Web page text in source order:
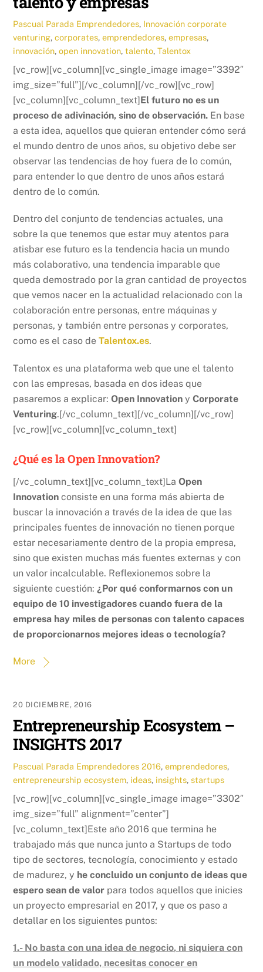
Pascual Parada Emprendedores, Innovación corporate
venturing,corporates,emprendedores,empresas,
innovación,open innovation,talento,Talentox
[vc_row][vc_column][vc_single_image image=”3392″
img_size=”full”][/vc_column][/vc_row][vc_row]
[vc_column][vc_column_text]El futuro no es un
proceso de adivinación, sino de observación. En base
a esta idea, aquellos que quieran entender cómo será
el mundo dentro de unos años, su objetivo debe ser
observar las tendencias de hoy fuera de lo común,
para entender lo que dentro de unos años estará
dentro de lo común.
Dentro del conjunto de tendencias actuales, una
sobre la que tenemos que estar muy atentos para
atisbar ese futuro es la tendencia hacia un mundo
más colaborativo, una tendencia imparable que
queda demostrado por la gran cantidad de proyectos
que vemos nacer en la actualidad relacionado con la
colaboración entre personas, entre máquinas y
personas, y también entre personas y corporates,
como es el caso deTalentox.es.
Talentox es una plataforma web que une el talento
con las empresas, basada en dos ideas que
pasaremos a explicar:Open Innovation yCorporate
Venturing.[/vc_column_text][/vc_column][/vc_row]
[vc_row][vc_column][vc_column_text]
¿Qué es la Open Innovation?
[/vc_column_text][vc_column_text]LaOpen
Innovation consiste en una forma más abierta de
buscar la innovación a través de la idea de que las
principales fuentes de innovación no tienen porque
estar necesariamente dentro de la propia empresa,
sino que existen muchas más fuentes externas y con
un valor incalculable. Reflexionemos sobre la
siguiente cuestión: ¿Por qué conformarnos con un
equipo de 10 investigadores cuando fuera de la
empresa hay miles de personas con talento capaces
de proporcionarnos mejores ideas o tecnología?
More
20 DICIEMBRE, 2016
Entrepreneurship Ecosystem –
INSIGHTS 2017
Pascual Parada Emprendedores 2016,emprendedores,
entrepreneurship ecosystem, ideas, insights,startups
[vc_row][vc_column][vc_single_image image=”3302″
img_size=”full” alignment=”center”]
[vc_column_text]Este año 2016 que termina he
trabajado más que nunca junto a Startups de todo
tipo de sectores, tecnología, conocimiento y estado
de madurez, y he concluido un conjunto de ideas que
espero sean de valor para todos aquellos que inicies
un proyecto empresarial en 2017, y que os paso a
detallar en los siguientes puntos:
1.- No basta con una idea de negocio, ni siquiera con
un modelo validado, necesitas conocer en